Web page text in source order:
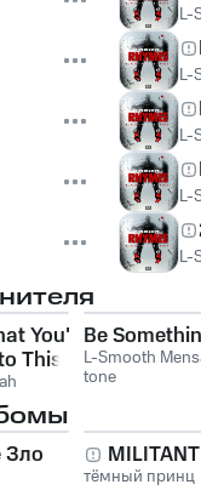
L-
L-
L-
L-
L-
You're
This
Be
L-Smooth
tone
Зло
тёмный принц